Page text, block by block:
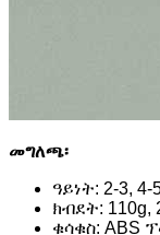
መግለጫ፡
ዓይነት: 2-3,
ክብደት: 110g,
ቁሳቁስ: ABS